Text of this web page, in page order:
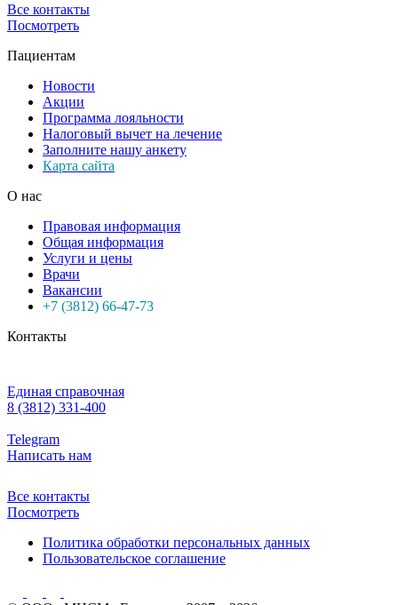
Все контакты
Посмотреть
Пациентам
Новости
Акции
Программа лояльности
Налоговый вычет на лечение
Заполните нашу анкету
Карта сайта
О нас
Правовая информация
Общая информация
Услуги и цены
Врачи
Вакансии
+7 (3812) 66-47-73
Контакты
Единая справочная
8 (3812) 331-400
Telegram
Написать нам
Все контакты
Посмотреть
Политика обработки персональных данных
Пользовательское соглашение